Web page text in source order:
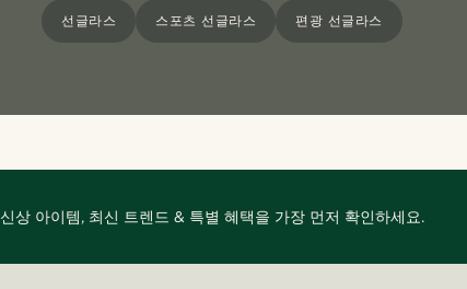
선글라스 스포츠 선글라스 편광 선글라스
신상 아이템, 최신 트렌드 & 특별 혜택을 가장 먼저 확인하세요.